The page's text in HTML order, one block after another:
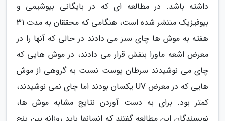
داشته باشد. در مطالعه ای که در بایگانی بیوشیمی و
بیوفیزیک منتشر شده است، هنگامی که محققان به مدت 31
هفته به موش ها چای سبز می دادند در حالی که آنها را در
معرض اشعه ماورا بنفش قرار می دادند، در موش هایی که
چای می نوشیدند سرطان پوست نسبت به گروهی از موش
هایی که در معرض UV یکسان بودند اما چای نمی نوشیدند،
کمتر بود. برای به دست آوردن نتایج مشابه موش ها،